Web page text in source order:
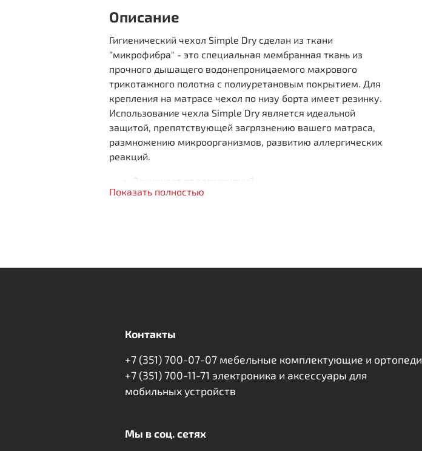
Описание
Гигиенический чехол Simple Dry сделан из ткани
"микрофибра" - это специальная мембранная ткань из
прочного дышащего водонепроницаемого махрового
трикотажного полотна с полиуретановым покрытием. Для
крепления на матрасе чехол по низу борта имеет резинку.
Использование чехла Simple Dry является идеальной
защитой, препятствующей загрязнению вашего матраса,
размножению микроорганизмов, развитию аллергических
реакций.
Защищает от загрязнений
Крепление: «простыня на резинке»
Показать полностью
Контакты
+7 (351) 700-07-07 мебельные комплектующие и
+7 (351) 700-11-71 электроника и аксессуары для
мобильных устройств
Мы в соц. сетях